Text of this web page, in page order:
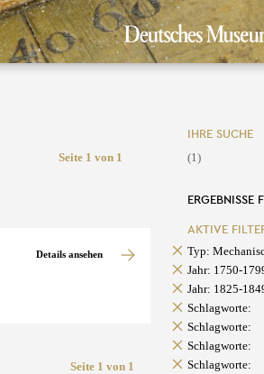
Seite 1 von 1
Details ansehen
Seite 1 von 1
IHRE SUCHE
(1)
ERGEBNISSE
AKTIVE
Typ:
Jahr: 1750-
Jahr: 1825-
Schlagworte:
Schlagworte:
Schlagworte:
Schlagworte: